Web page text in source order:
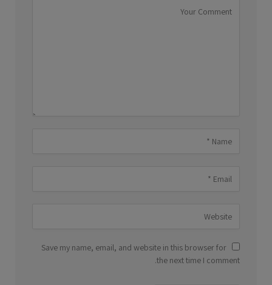
Save my name, email, and website in this browser for
the next time I comment.